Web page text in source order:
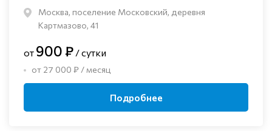
Москва, поселение Московский, деревня
Картмазово, 41
от 900 ₽ / сутки
от 27 000 ₽ / месяц
Подробнее